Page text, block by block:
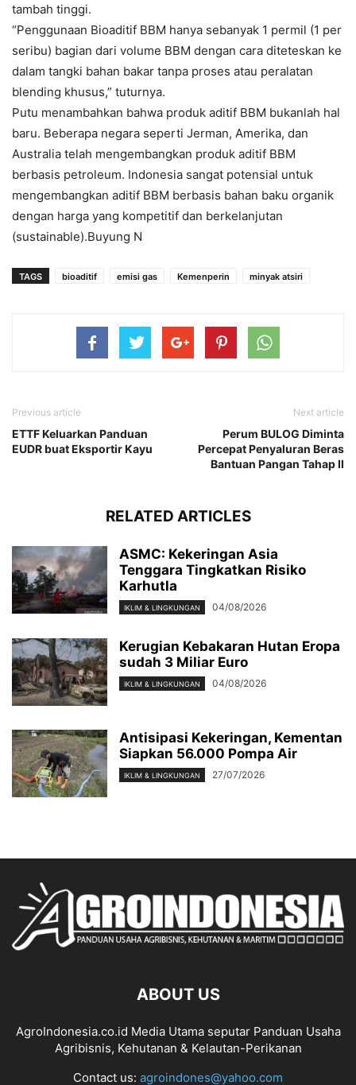
tambah tinggi.
“Penggunaan Bioaditif BBM hanya sebanyak 1 permil (1 per
seribu) bagian dari volume BBM dengan cara diteteskan ke
dalam tangki bahan bakar tanpa proses atau peralatan
blending khusus,” tuturnya.
Putu menambahkan bahwa produk aditif BBM bukanlah hal
baru. Beberapa negara seperti Jerman, Amerika, dan
Australia telah mengembangkan produk aditif BBM
berbasis petroleum. Indonesia sangat potensial untuk
mengembangkan aditif BBM berbasis bahan baku organik
dengan harga yang kompetitif dan berkelanjutan
(sustainable).Buyung N
TAGS bioaditif emisi gas Kemenperin minyak atsiri
Previous article
ETTF Keluarkan Panduan
EUDR buat Eksportir Kayu
Next article
Perum BULOG Diminta
Percepat Penyaluran Beras
Bantuan Pangan Tahap II
RELATED ARTICLES
ASMC: Kekeringan Asia
Tenggara Tingkatkan Risiko
Karhutla
IKLIM & LINGKUNGAN 04/08/2026
Kerugian Kebakaran Hutan Eropa
sudah 3 Miliar Euro
IKLIM & LINGKUNGAN 04/08/2026
Antisipasi Kekeringan, Kementan
Siapkan 56.000 Pompa Air
IKLIM & LINGKUNGAN 27/07/2026
ABOUT US
AgroIndonesia.co.id Media Utama seputar Panduan Usaha
Agribisnis, Kehutanan & Kelautan-Perikanan
Contact us: agroindones@yahoo.com